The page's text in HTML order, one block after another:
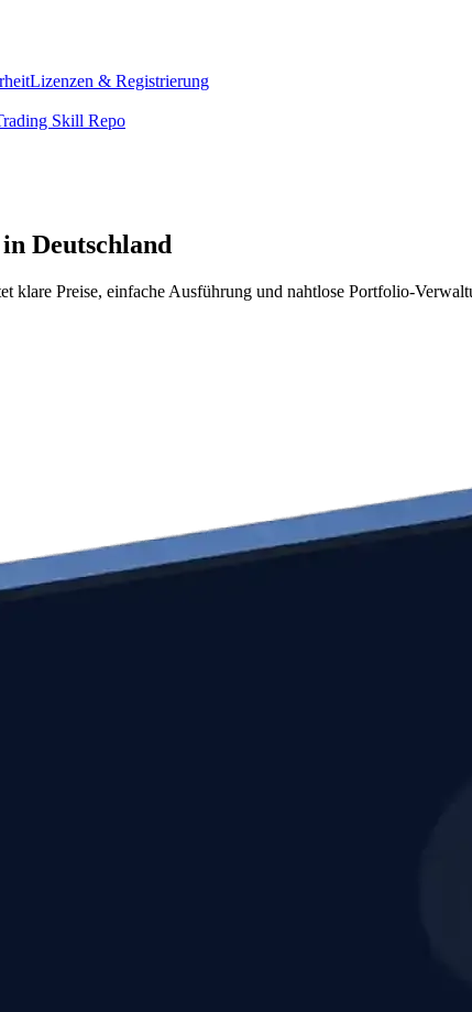
Lizenzen & Registrierung
Skill Repo
Deutschland
Preise, einfache Ausführung und nahtlose Portfolio-